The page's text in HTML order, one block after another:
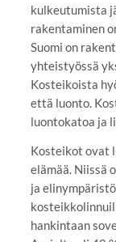
kulkeutumista
rakentaminen
Suomi on
yhteistyössä
Kosteikoista
että luonto.
luontokatoa ja
Kosteikot ovat
elämää. Niissä
ja
hankintaan